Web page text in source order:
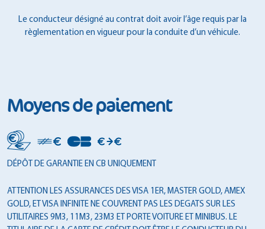
Le conducteur désigné au contrat doit avoir l’âge requis par la
règlementation en vigueur pour la conduite d’un véhicule.
Moyens de paiement
DÉPÔT DE GARANTIE EN CB UNIQUEMENT
ATTENTION LES ASSURANCES DES VISA 1ER, MASTER GOLD, AMEX
GOLD, ET VISA INFINITE NE COUVRENT PAS LES DEGATS SUR LES
UTILITAIRES 9M3, 11M3, 23M3 ET PORTE VOITURE ET MINIBUS. LE